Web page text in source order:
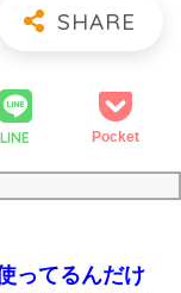
LINE Pocket
ってるんだけ